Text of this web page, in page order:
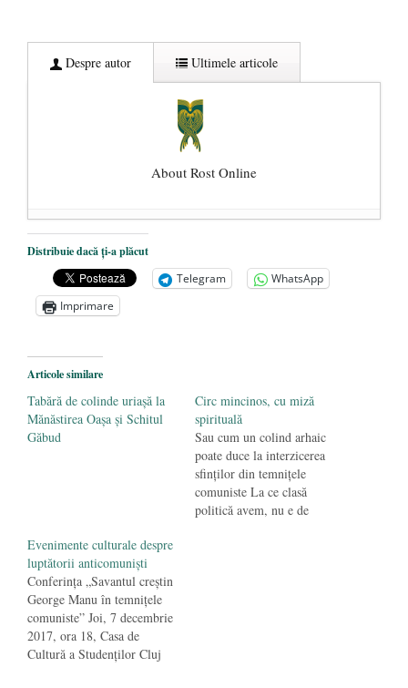
Despre autor Ultimele articole
About Rost Online
Dezvăluiri cutremurătoare despre
președintele Ucrainei, Volodymyr
Zelensky
- 13 mai 2026
Statul care servește Națiunea
Legea Vexler produce efecte. Bustul
poetului Octavian Goga, înlăturat din Iași
- 16 aprilie 2026
Distribuie dacă ți-a plăcut
Telegram
WhatsApp
Imprimare
Articole similare
Tabără de colinde uriașă la
Mănăstirea Oașa și Schitul
Găbud
Circ mincinos, cu miză
spirituală
Sau cum un colind arhaic
poate duce la interzicerea
sfinţilor din temniţele
comuniste La ce clasă
politică avem, nu e de
Evenimente culturale despre
luptătorii anticomuniști
Conferința „Savantul creștin
George Manu în temnițele
comuniste” Joi, 7 decembrie
2017, ora 18, Casa de
Cultură a Studenților Cluj